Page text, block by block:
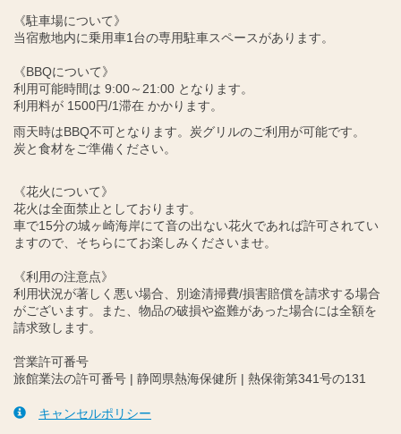
《駐車場について》
当宿敷地内に乗用車1台の専用駐車スペースがあります。
《BBQについて》
利用可能時間は 9:00～21:00 となります。
利用料が 1500円/1滞在 かかります。
雨天時はBBQ不可となります。炭グリルのご利用が可能です。
炭と食材をご準備ください。
《花火について》
花火は全面禁止としております。
車で15分の城ヶ崎海岸にて音の出ない花火であれば許可されてい
ますので、そちらにてお楽しみくださいませ。
《利用の注意点》
利用状況が著しく悪い場合、別途清掃費/損害賠償を請求する場合
がございます。また、物品の破損や盗難があった場合には全額を
請求致します。
営業許可番号
旅館業法の許可番号 | 静岡県熱海保健所 | 熱保衛第341号の131
キャンセルポリシー